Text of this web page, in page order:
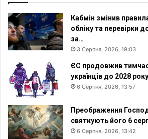
Кабмін змінив
обліку та перевірки
за…
3 Серпня, 2026, 19:03
ЄС продовжив
українців до 2028
6 Серпня, 2026, 13:57
Преображення
святкують його 6
6 Серпня, 2026, 13:42